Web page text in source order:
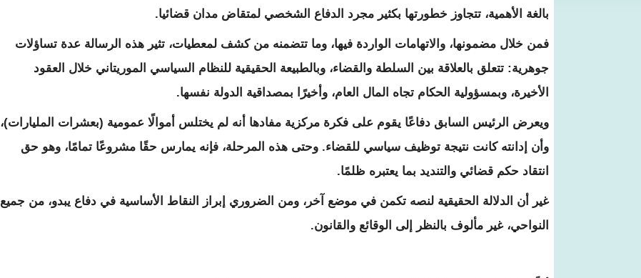
بالغة الأهمية، تتجاوز خطورتها بكثير مجرد الدفاع الشخصي لمتقاض مدان قضائيا.
فمن خلال مضمونها، والاتهامات الواردة فيها، وما تتضمنه من كشف لمعطيات، تثير هذه الرسالة عدة تساؤلات
جوهرية: تتعلق بالعلاقة بين السلطة والقضاء، وبالطبيعة الحقيقية للنظام السياسي الموريتاني خلال العقود
الأخيرة، وبمسؤولية الحكام تجاه المال العام، وأخيرًا بمصداقية الدولة نفسها.
ويعرض الرئيس السابق دفاعًا يقوم على فكرة مركزية مفادها أنه لم يختلس أموالًا عمومية (بعشرات المليارات)،
وأن إدانته كانت نتيجة توظيف سياسي للقضاء. وحتى هذه المرحلة، فإنه يمارس حقًا مشروعًا تمامًا، وهو حق
انتقاد حكم قضائي والتنديد بما يعتبره ظلمًا.
غير أن الدلالة الحقيقية لنصه تكمن في موضع آخر، ومن الضروري إبراز النقاط الأساسية في دفاع يبدو، من جميع
النواحي، غير مألوف بالنظر إلى الوقائع والقانون.